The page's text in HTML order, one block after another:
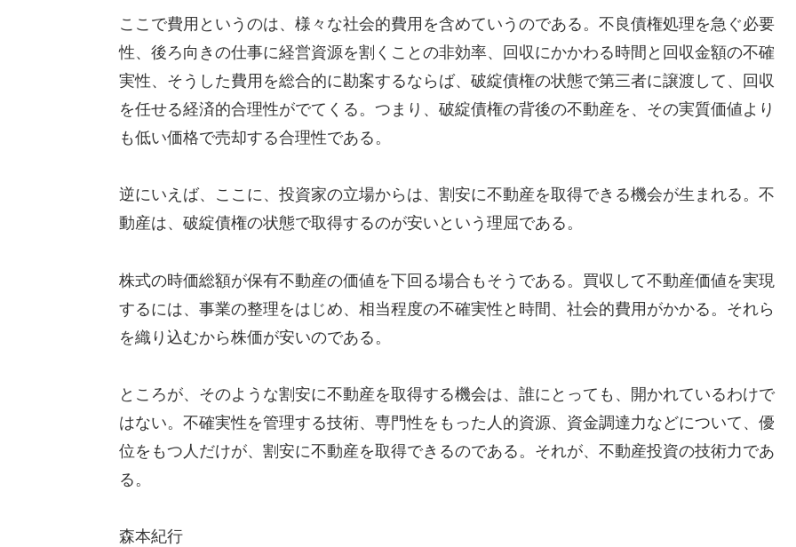
ここで費用というのは、様々な社会的費用を含めていうのである。不良債権処理を急ぐ必要
性、後ろ向きの仕事に経営資源を割くことの非効率、回収にかかわる時間と回収金額の不確
実性、そうした費用を総合的に勘案するならば、破綻債権の状態で第三者に譲渡して、回収
を任せる経済的合理性がでてくる。つまり、破綻債権の背後の不動産を、その実質価値より
も低い価格で売却する合理性である。
逆にいえば、ここに、投資家の立場からは、割安に不動産を取得できる機会が生まれる。不
動産は、破綻債権の状態で取得するのが安いという理屈である。
株式の時価総額が保有不動産の価値を下回る場合もそうである。買収して不動産価値を実現
するには、事業の整理をはじめ、相当程度の不確実性と時間、社会的費用がかかる。それら
を織り込むから株価が安いのである。
ところが、そのような割安に不動産を取得する機会は、誰にとっても、開かれているわけで
はない。不確実性を管理する技術、専門性をもった人的資源、資金調達力などについて、優
位をもつ人だけが、割安に不動産を取得できるのである。それが、不動産投資の技術力であ
る。
森本紀行